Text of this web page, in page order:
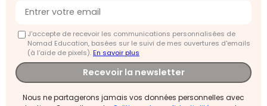
J'accepte de recevoir les communications personnalisées de
Nomad Education, basées sur le suivi de mes ouvertures d'emails
(à l’aide de pixels).En savoir plus
Recevoir la newsletter
Nous ne partagerons jamais vos données personnelles avec